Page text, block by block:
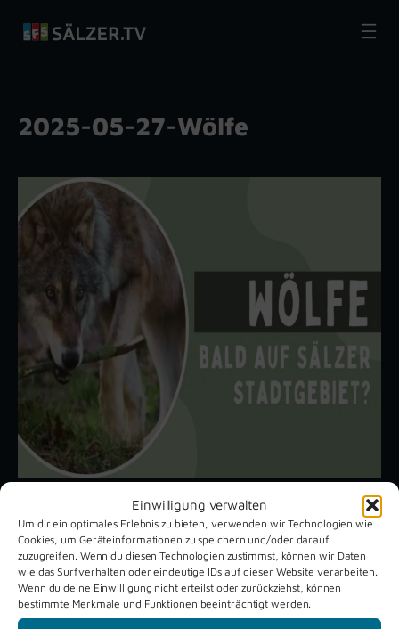
Einwilligung verwalten
Um dir ein optimales Erlebnis zu bieten, verwenden wir Technologien wie
Cookies, um Geräteinformationen zu speichern und/oder darauf
zuzugreifen. Wenn du diesen Technologien zustimmst, können wir Daten
wie das Surfverhalten oder eindeutige IDs auf dieser Website verarbeiten.
Wenn du deine Einwilligung nicht erteilst oder zurückziehst, können
bestimmte Merkmale und Funktionen beeinträchtigt werden.
2025-05-27-Wölfe
Unsere aktuellen Reportagen
Schützenfest
Verne 2026
Dreckburg